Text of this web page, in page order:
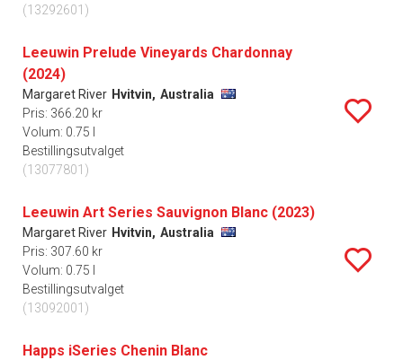
(13292601)
Leeuwin Prelude Vineyards Chardonnay
(2024)
Margaret River Hvitvin, Australia
Pris: 366.20 kr
Volum: 0.75 l
Bestillingsutvalget
(13077801)
Leeuwin Art Series Sauvignon Blanc (2023)
Margaret River Hvitvin, Australia
Pris: 307.60 kr
Volum: 0.75 l
Bestillingsutvalget
(13092001)
Happs iSeries Chenin Blanc